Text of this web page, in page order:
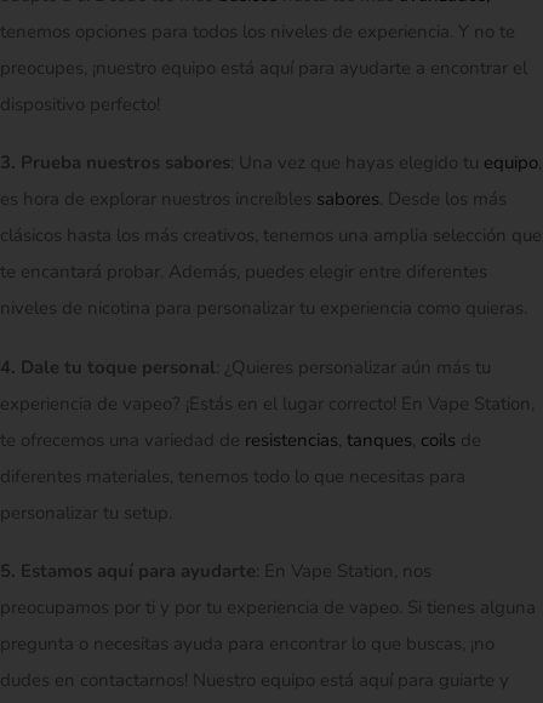
tenemos opciones para todos los niveles de experiencia. Y no te
preocupes, ¡nuestro equipo está aquí para ayudarte a encontrar el
dispositivo perfecto!
3. Prueba nuestros sabores: Una vez que hayas elegido tu equipo,
es hora de explorar nuestros increíbles sabores. Desde los más
clásicos hasta los más creativos, tenemos una amplia selección que
te encantará probar. Además, puedes elegir entre diferentes
niveles de nicotina para personalizar tu experiencia como quieras.
4. Dale tu toque personal: ¿Quieres personalizar aún más tu
experiencia de vapeo? ¡Estás en el lugar correcto! En Vape Station,
te ofrecemos una variedad de resistencias, tanques, coils de
diferentes materiales, tenemos todo lo que necesitas para
personalizar tu setup.
5. Estamos aquí para ayudarte: En Vape Station, nos
preocupamos por ti y por tu experiencia de vapeo. Si tienes alguna
pregunta o necesitas ayuda para encontrar lo que buscas, ¡no
dudes en contactarnos! Nuestro equipo está aquí para guiarte y